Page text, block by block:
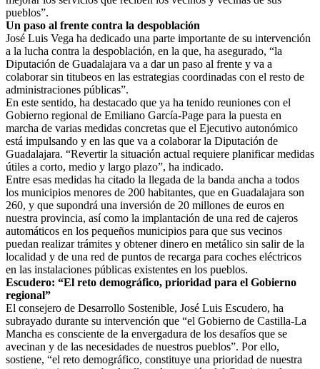
pueblos”.
Un paso al frente contra la despoblación
José Luis Vega ha dedicado una parte importante de su intervención
a la lucha contra la despoblación, en la que, ha asegurado, “la
Diputación de Guadalajara va a dar un paso al frente y va a
colaborar sin titubeos en las estrategias coordinadas con el resto de
administraciones públicas”.
En este sentido, ha destacado que ya ha tenido reuniones con el
Gobierno regional de Emiliano García-Page para la puesta en
marcha de varias medidas concretas que el Ejecutivo autonómico
está impulsando y en las que va a colaborar la Diputación de
Guadalajara. “Revertir la situación actual requiere planificar medidas
útiles a corto, medio y largo plazo”, ha indicado.
Entre esas medidas ha citado la llegada de la banda ancha a todos
los municipios menores de 200 habitantes, que en Guadalajara son
260, y que supondrá una inversión de 20 millones de euros en
nuestra provincia, así como la implantación de una red de cajeros
automáticos en los pequeños municipios para que sus vecinos
puedan realizar trámites y obtener dinero en metálico sin salir de la
localidad y de una red de puntos de recarga para coches eléctricos
en las instalaciones públicas existentes en los pueblos.
Escudero: “El reto demográfico, prioridad para el Gobierno
regional”
El consejero de Desarrollo Sostenible, José Luis Escudero, ha
subrayado durante su intervención que “el Gobierno de Castilla-La
Mancha es consciente de la envergadura de los desafíos que se
avecinan y de las necesidades de nuestros pueblos”. Por ello,
sostiene, “el reto demográfico, constituye una prioridad de nuestra